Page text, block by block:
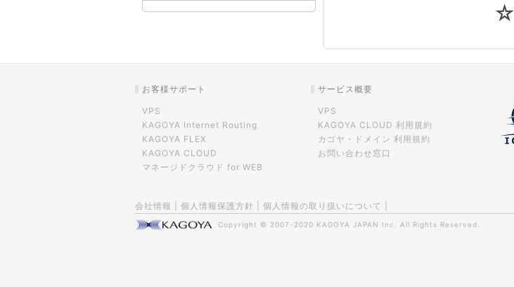
CPUやメモリをアップグレードしたい☆
お客様サポート
VPS
KAGOYA Internet Routing
KAGOYA FLEX
KAGOYA CLOUD
マネージドクラウド for WEB
サービス概要
VPS
KAGOYA CLOUD 利用規約
カゴヤ・ドメイン 利用規約
お問い合わせ窓口
会社情報 個人情報保護方針 個人情報の取り扱いについて
Copyright © 2007-2020 KAGOYA JAPAN Inc. All Rights Reserved.